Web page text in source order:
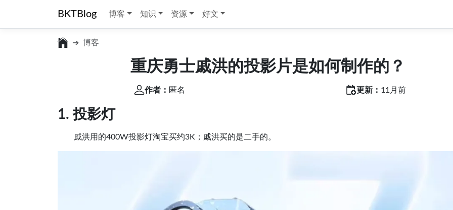
BKTBlog 博客 知识 资源 好文
博客
重庆勇士戚洪的投影片是如何制作的？
作者： 匿名 更新： 11月前
1. 投影灯
戚洪用的400W投影灯淘宝买约3K；戚洪买的是二手的。